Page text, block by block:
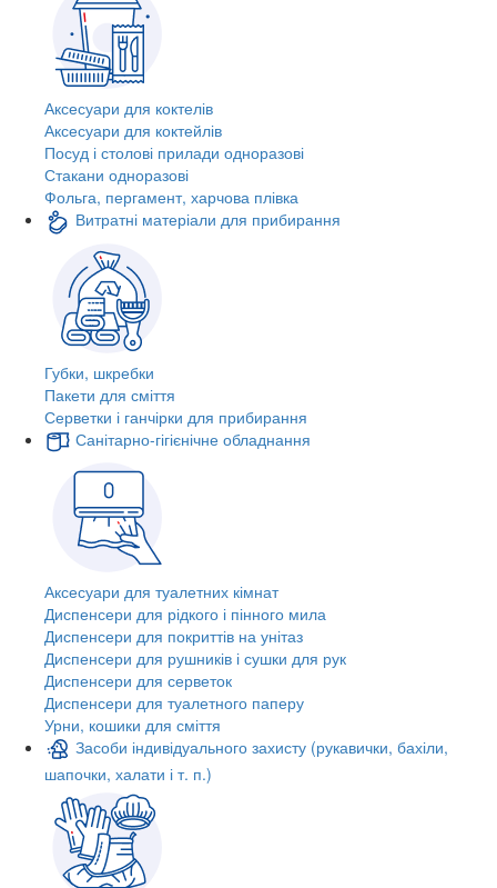
Аксесуари для коктелів
Аксесуари для коктейлів
Посуд і столові прилади одноразові
Стакани одноразові
Фольга, пергамент, харчова плівка
Витратні матеріали для прибирання
Губки, шкребки
Пакети для сміття
Серветки і ганчірки для прибирання
Санітарно-гігієнічне обладнання
Аксесуари для туалетних кімнат
Диспенсери для рідкого і пінного мила
Диспенсери для покриттів на унітаз
Диспенсери для рушників і сушки для рук
Диспенсери для серветок
Диспенсери для туалетного паперу
Урни, кошики для сміття
Засоби індивідуального захисту (рукавички, бахіли,
шапочки, халати і т. п.)